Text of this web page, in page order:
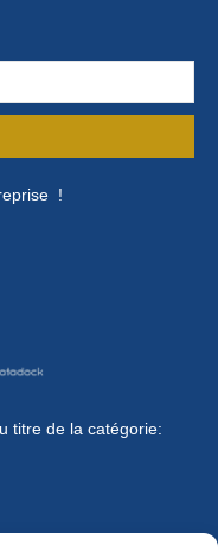
!
titre de la catégorie: